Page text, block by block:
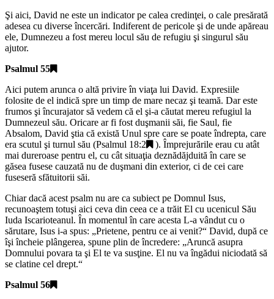
Şi aici, David ne este un indicator pe calea credinţei, o cale presărată
adesea cu diverse încercări. Indiferent de pericole şi de unde apăreau
ele, Dumnezeu a fost mereu locul său de refugiu şi singurul său
ajutor.
Psalmul 55
Aici putem arunca o altă privire în viaţa lui David. Expresiile
folosite de el indică spre un timp de mare necaz şi teamă. Dar este
frumos şi încurajator să vedem că el şi-a căutat mereu refugiul la
Dumnezeul său. Oricare ar fi fost duşmanii săi, fie Saul, fie
Absalom, David ştia că există Unul spre care se poate îndrepta, care
era scutul şi turnul său (Psalmul 18:2
). Împrejurările erau cu atât
mai dureroase pentru el, cu cât situaţia deznădăjduită în care se
găsea fusese cauzată nu de duşmani din exterior, ci de cei care
fuseseră sfătuitorii săi.
Chiar dacă acest psalm nu are ca subiect pe Domnul Isus,
recunoaştem totuşi aici ceva din ceea ce a trăit El cu ucenicul Său
Iuda Iscarioteanul. În momentul în care acesta L-a vândut cu o
sărutare, Isus i-a spus: „Prietene, pentru ce ai venit?“ David, după ce
îşi încheie plângerea, spune plin de încredere: „Aruncă asupra
Domnului povara ta şi El te va susţine. El nu va îngădui niciodată să
se clatine cel drept.“
Psalmul 56